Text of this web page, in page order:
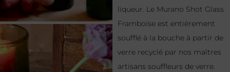
liqueur. Le Murano Shot Glass
Framboise est entièrement
soufflé à la bouche à partir de
verre recyclé par nos maîtres
artisans souffleurs de verre.